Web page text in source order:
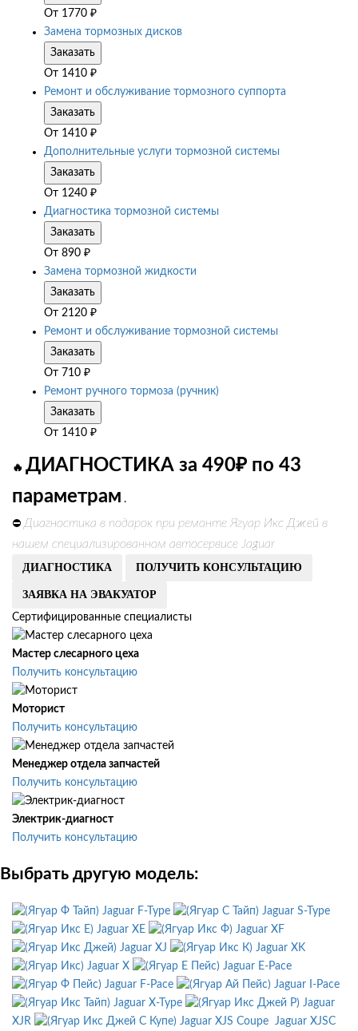
От 1770 ₽
Замена тормозных дисков
Заказать
От 1410 ₽
Ремонт и обслуживание тормозного суппорта
Заказать
От 1410 ₽
Дополнительные услуги тормозной системы
Заказать
От 1240 ₽
Диагностика тормозной системы
Заказать
От 890 ₽
Замена тормозной жидкости
Заказать
От 2120 ₽
Ремонт и обслуживание тормозной системы
Заказать
От 710 ₽
Ремонт ручного тормоза (ручник)
Заказать
От 1410 ₽
🔥 ДИАГНОСТИКА за 490₽ по 43
параметрам .
⛔ Диагностика в подарок при ремонте Ягуар Икс Джей в
нашем специализированном автосервисе Jaguar
ДИАГНОСТИКА ПОЛУЧИТЬ КОНСУЛЬТАЦИЮ
ЗАЯВКА НА ЭВАКУАТОР
Сертифицированные специалисты
Мастер слесарного цеха
Получить консультацию
Моторист
Получить консультацию
Менеджер отдела запчастей
Получить консультацию
Электрик-диагност
Получить консультацию
Выбрать другую модель:
Jaguar F-Type
Jaguar S-Type
Jaguar XE
Jaguar XF
Jaguar XJ
Jaguar XK
Jaguar X
Jaguar E-Pace
Jaguar F-Pace
Jaguar I-Pace
Jaguar X-Type
Jaguar
XJR
Jaguar XJS Coupe Jaguar XJSC